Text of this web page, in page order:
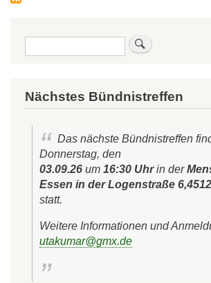
Suche
Nächstes Bündnistreffen
Das nächste Bündnistreffen
Donnerstag, den
03.09.26 um 16:30 Uhrin der
Essen in der Logenstraße
statt.
Weitere Informationen und
utakumar@gmx.de